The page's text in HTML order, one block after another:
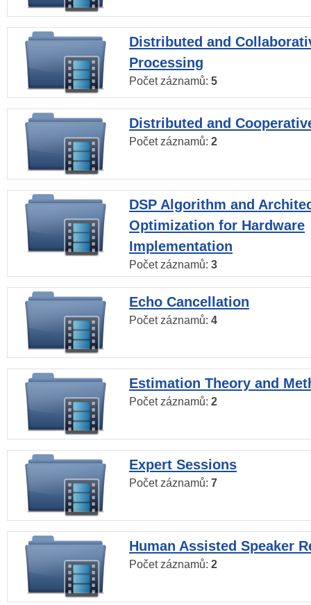
Distributed and
Processing
Počet záznamů: 5
Distributed and
Počet záznamů: 2
DSP Algorithm and
Optimization for Hardware
Implementation
Počet záznamů: 3
Echo Cancellation
Počet záznamů: 4
Estimation Theory and
Počet záznamů: 2
Expert Sessions
Počet záznamů: 7
Human Assisted Speaker
Počet záznamů: 2